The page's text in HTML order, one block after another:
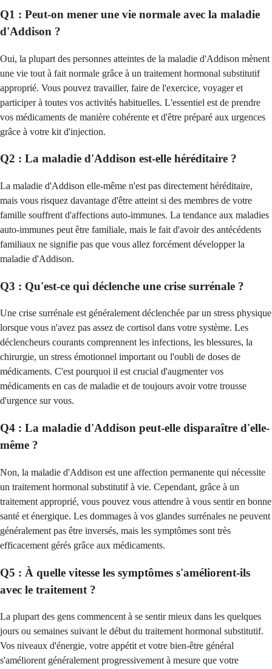
Q1 : Peut-on mener une vie normale avec la maladie
d'Addison ?
Oui, la plupart des personnes atteintes de la maladie d'Addison mènent
une vie tout à fait normale grâce à un traitement hormonal substitutif
approprié. Vous pouvez travailler, faire de l'exercice, voyager et
participer à toutes vos activités habituelles. L'essentiel est de prendre
vos médicaments de manière cohérente et d'être préparé aux urgences
grâce à votre kit d'injection.
Q2 : La maladie d'Addison est-elle héréditaire ?
La maladie d'Addison elle-même n'est pas directement héréditaire,
mais vous risquez davantage d'être atteint si des membres de votre
famille souffrent d'affections auto-immunes. La tendance aux maladies
auto-immunes peut être familiale, mais le fait d'avoir des antécédents
familiaux ne signifie pas que vous allez forcément développer la
maladie d'Addison.
Q3 : Qu'est-ce qui déclenche une crise surrénale ?
Une crise surrénale est généralement déclenchée par un stress physique
lorsque vous n'avez pas assez de cortisol dans votre système. Les
déclencheurs courants comprennent les infections, les blessures, la
chirurgie, un stress émotionnel important ou l'oubli de doses de
médicaments. C'est pourquoi il est crucial d'augmenter vos
médicaments en cas de maladie et de toujours avoir votre trousse
d'urgence sur vous.
Q4 : La maladie d'Addison peut-elle disparaître d'elle-
même ?
Non, la maladie d'Addison est une affection permanente qui nécessite
un traitement hormonal substitutif à vie. Cependant, grâce à un
traitement approprié, vous pouvez vous attendre à vous sentir en bonne
santé et énergique. Les dommages à vos glandes surrénales ne peuvent
généralement pas être inversés, mais les symptômes sont très
efficacement gérés grâce aux médicaments.
Q5 : À quelle vitesse les symptômes s'améliorent-ils
avec le traitement ?
La plupart des gens commencent à se sentir mieux dans les quelques
jours ou semaines suivant le début du traitement hormonal substitutif.
Vos niveaux d'énergie, votre appétit et votre bien-être général
s'améliorent généralement progressivement à mesure que votre